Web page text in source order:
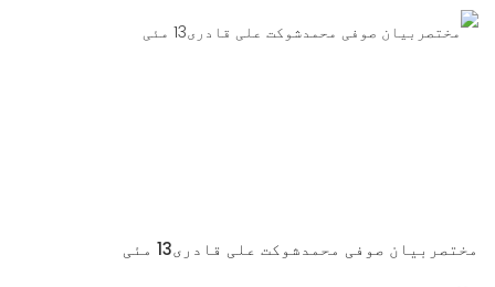
مزید پڑھیں۔۔۔
مختصربیان صوفی محمدشوکت علی قادری13 مئی